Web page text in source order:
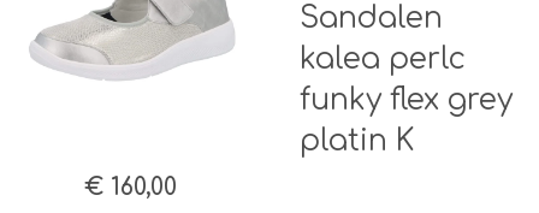
Sandalen
kalea perlc
funky flex grey
platin K
€ 160,00